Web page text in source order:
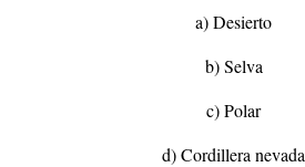
a) Desierto
b) Selva
c) Polar
d) Cordillera nevada